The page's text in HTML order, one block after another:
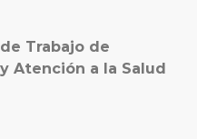
Trabajo de
Atención a la Salud